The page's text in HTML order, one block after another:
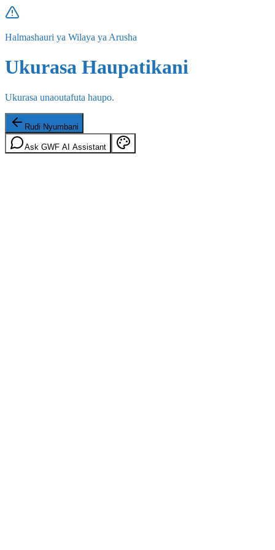
Halmashauri ya Wilaya ya Arusha
Ukurasa Haupatikani
Ukurasa unaoutafuta haupo.
Rudi Nyumbani
Ask GWF AI Assistant